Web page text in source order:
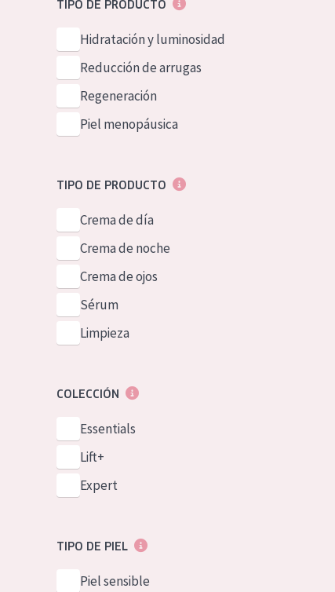
Spanish
Greek
TIPO DE PRODUCTO
Hidratación y luminosidad
Reducción de arrugas
Regeneración
Piel menopáusica
TIPO DE PRODUCTO
Crema de día
Crema de noche
Crema de ojos
Sérum
Limpieza
COLECCIÓN
Essentials
Lift+
Expert
TIPO DE PIEL
Piel sensible